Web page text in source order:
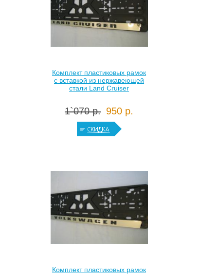
Комплект пластиковых рамок
с вставкой из нержавеющей
стали Land Cruiser
1`070 р. 950 р.
Комплект пластиковых рамок